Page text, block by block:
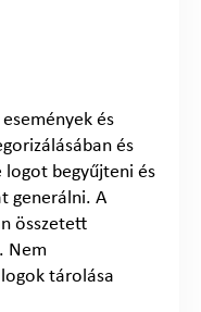
és
és
logot begyűjteni és
generálni. A
összetett
Nem
tárolása